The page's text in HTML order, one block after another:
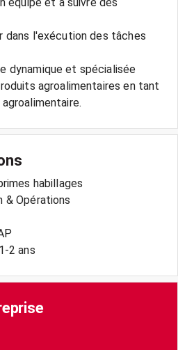
dans l'exécution des tâches
dynamique et spécialisée
agroalimentaires en tant
habillages
& Opérations
2 ans